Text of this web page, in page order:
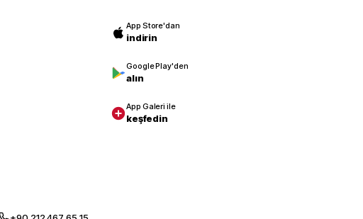
App Store'dan
indirin
Google Play'den
alın
App Galeri ile
keşfedin